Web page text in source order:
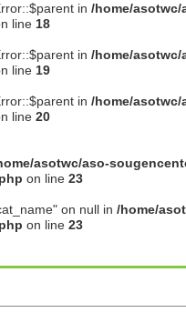
in /home/
line 18
in /home/
line 19
in /home/
line 20
asotwc/aso-
on line 23
on null in /home/
on line 23